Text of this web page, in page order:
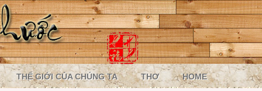
THẾ GIỚI CỦA CHÚNG TA THƠ HOME